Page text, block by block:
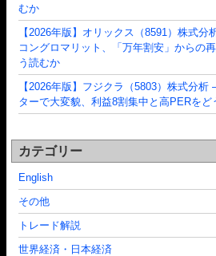
むか
【2026年版】オリックス（8591）株式
コングロマリット、「万年割安」からの
う読むか
【2026年版】フジクラ（5803）株式分
ターで大変貌、利益8割集中と高PERをど
カテゴリー
English
その他
トレード解説
世界経済・日本経済